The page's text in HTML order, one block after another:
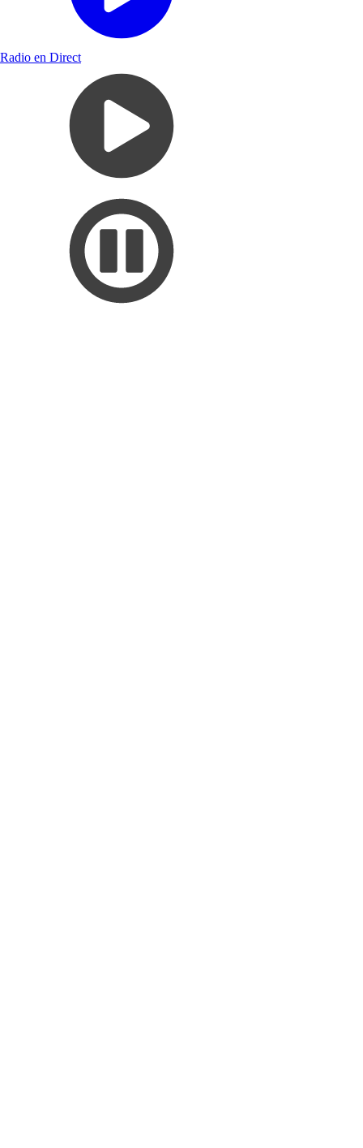
Radio en Direct